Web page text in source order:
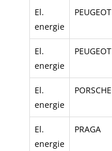
El.
energie
PEUGEOT
El.
energie
PEUGEOT
El.
energie
PORSCHE
El.
energie
PRAGA